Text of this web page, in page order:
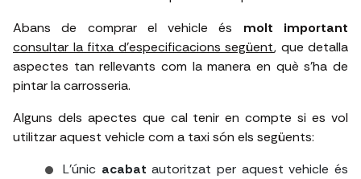
Abans de comprar el vehicle és molt important
consultar la fitxa d'especificacions següent, que detalla
aspectes tan rellevants com la manera en què s'ha de
pintar la carrosseria.
Alguns dels apectes que cal tenir en compte si es vol
utilitzar aquest vehicle com a taxi són els següents:
L’únic acabatautoritzat per aquest vehicle és